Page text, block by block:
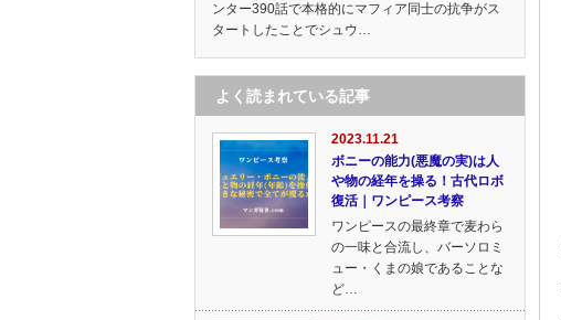
ンター390話で本格的にマフィア同士の抗争がス
タートしたことでシュウ…
よく読まれている記事
2023.11.21
ボニーの能力(悪魔の実)は人
や物の経年を操る！古代ロボ
復活｜ワンピース考察
ワンピースの最終章で麦わら
の一味と合流し、バーソロミ
ュー・くまの娘であることな
ど…